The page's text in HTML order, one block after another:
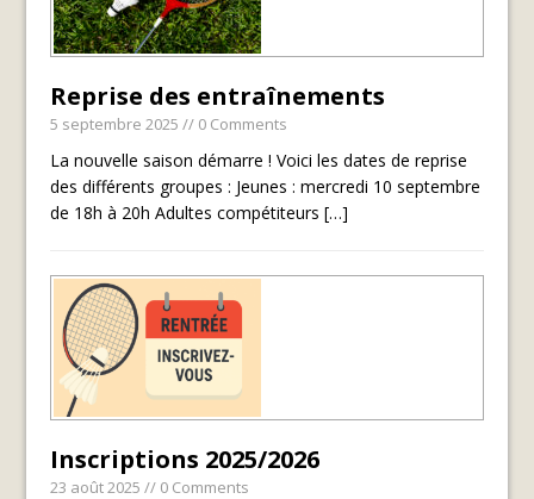
Reprise des entraînements
5 septembre 2025 // 0 Comments
La nouvelle saison démarre ! Voici les dates de reprise
des différents groupes : Jeunes : mercredi 10 septembre
de 18h à 20h Adultes compétiteurs[…]
Inscriptions 2025/2026
23 août 2025 // 0 Comments